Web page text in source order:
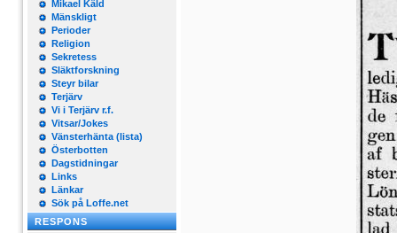
Mikael Käld
Mänskligt
Perioder
Religion
Sekretess
Släktforskning
Steyr bilar
Terjärv
Vi i Terjärv r.f.
Vitsar/Jokes
Vänsterhänta (lista)
Österbotten
Dagstidningar
Links
Länkar
Sök på Loffe.net
RESPONS